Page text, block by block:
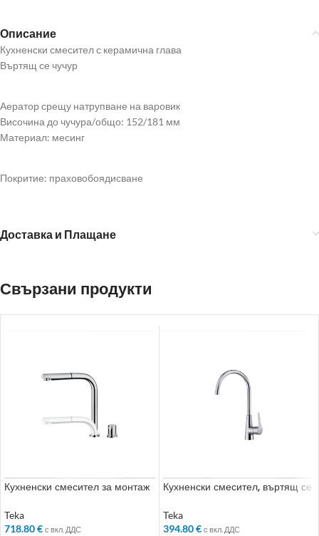
Описание
Кухненски смесител с керамична глава
Въртящ се чучур
Аератор срещу натрупване на варовик
Височина до чучура/общо: 152/181 мм
Материал: месинг
Покритие: праховобоядисване
Доставка и Плащане
Свързани продукти
Кухненски смесител за монтаж
издърпващ се чучур, хром
Teka
718.80€ с вкл. ДДС
Кухненски смесител, въртящ се
Teka
394.80€ с вкл. ДДС